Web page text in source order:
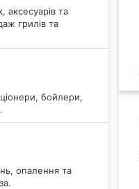
аксесуарів та
грилів та
бойлери,
опалення та